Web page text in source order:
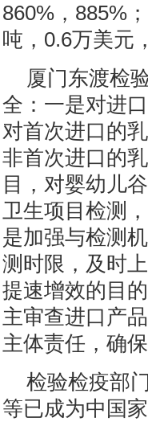
860%，885%
吨，0.6万美元
厦门东渡检
全：一是对进
对首次进口的
非首次进口的
目，对婴幼儿
卫生项目检测
是加强与检测
测时限，及时
提速增效的目
主审查进口产
主体责任，确保
检验检疫部
等已成为中国